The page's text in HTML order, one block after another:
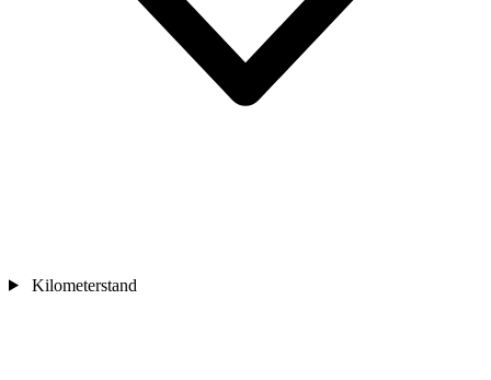
Kilometerstand